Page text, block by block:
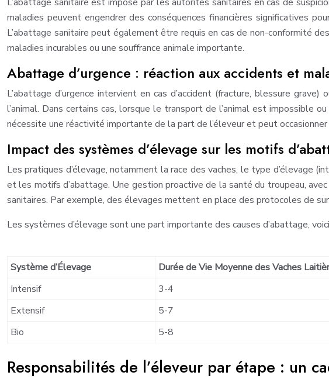
maladies peuvent engendrer des conséquences financières significatives
L’abattage sanitaire peut également être requis en cas de non-conformité
maladies incurables ou une souffrance animale importante.
Abattage d’urgence : réaction aux accidents et
L’abattage d’urgence intervient en cas d’accident (fracture, blessure
l’animal. Dans certains cas, lorsque le transport de l’animal est impossible
nécessite une réactivité importante de la part de l’éleveur et peut
Impact des systèmes d’élevage sur les motifs
Les pratiques d’élevage, notamment la race des vaches, le type d’élevage
et les motifs d’abattage. Une gestion proactive de la santé du troupeau,
sanitaires. Par exemple, des élevages mettent en place des protocoles de
Les systèmes d’élevage sont une part importante des causes d’abattage,
Système d’Élevage Durée de Vie Moyenne des Vaches
Intensif
3-4
Extensif
5-7
Bio
5-8
Responsabilités de l’éleveur par étape : un